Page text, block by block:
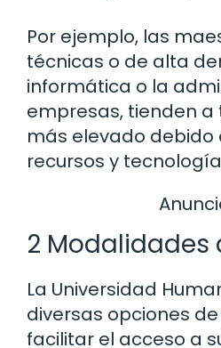
Por ejemplo, las
técnicas o de alta
informática o la
empresas, tienden a
más elevado debido
recursos y
2 Modalidades
La Universidad
diversas opciones
facilitar el acceso a